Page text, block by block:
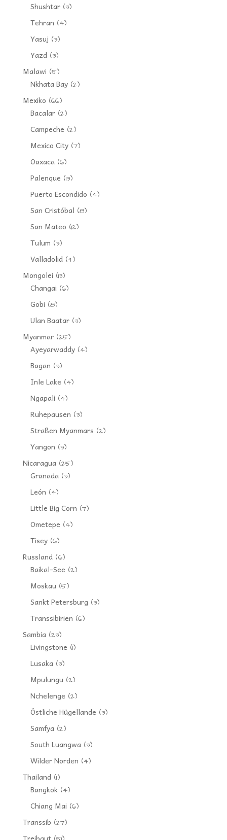
Shushtar(3)
Tehran (4)
Yasuj (3)
Yazd(3)
Malawi (5)
Nkhata Bay(2)
Mexiko (66)
Bacalar(2)
Campeche (2)
Mexico City(7)
Oaxaca(6)
Palenque (13)
Puerto Escondido (4)
San Cristóbal (8)
San Mateo (12)
Tulum (3)
Valladolid(4)
Mongolei (13)
Changai (6)
Gobi (8)
Ulan Baatar(3)
Myanmar(25)
Ayeyarwaddy(4)
Bagan (3)
Inle Lake (4)
Ngapali (4)
Ruhepausen (3)
Straßen Myanmars (2)
Yangon (3)
Nicaragua(25)
Granada(3)
León (4)
Little Big Corn (7)
Ometepe (4)
Tisey(6)
Russland(16)
Baikal-See (2)
Moskau(5)
Sankt Petersburg (3)
Transsibirien (6)
Sambia(23)
Livingstone (1)
Lusaka(3)
Mpulungu(2)
Nchelenge (2)
Östliche Hügellande (3)
Samfya(2)
South Luangwa(3)
Wilder Norden (4)
Thailand(11)
Bangkok(4)
Chiang Mai (6)
Transsib (27)